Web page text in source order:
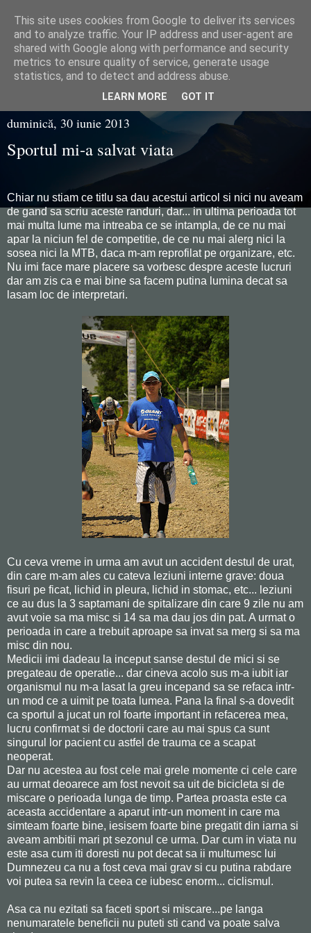
Razvan Juganaru
duminică, 30 iunie 2013
Sportul mi-a salvat viata
Chiar nu stiam ce titlu sa dau acestui articol si nici nu aveam
de gand sa scriu aceste randuri, dar... in ultima perioada tot
mai multa lume ma intreaba ce se intampla, de ce nu mai
apar la niciun fel de competitie, de ce nu mai alerg nici la
sosea nici la MTB, daca m-am reprofilat pe organizare, etc.
Nu imi face mare placere sa vorbesc despre aceste lucruri
dar am zis ca e mai bine sa facem putina lumina decat sa
lasam loc de interpretari.
Cu ceva vreme in urma am avut un accident destul de urat,
din care m-am ales cu cateva leziuni interne grave: doua
fisuri pe ficat, lichid in pleura, lichid in stomac, etc... leziuni
ce au dus la 3 saptamani de spitalizare din care 9 zile nu am
avut voie sa ma misc si 14 sa ma dau jos din pat. A urmat o
perioada in care a trebuit aproape sa invat sa merg si sa ma
misc din nou.
Medicii imi dadeau la inceput sanse destul de mici si se
pregateau de operatie... dar cineva acolo sus m-a iubit iar
organismul nu m-a lasat la greu incepand sa se refaca intr-
un mod ce a uimit pe toata lumea. Pana la final s-a dovedit
ca sportul a jucat un rol foarte important in refacerea mea,
lucru confirmat si de doctorii care au mai spus ca sunt
singurul lor pacient cu astfel de trauma ce a scapat
neoperat.
Dar nu acestea au fost cele mai grele momente ci cele care
au urmat deoarece am fost nevoit sa uit de bicicleta si de
miscare o perioada lunga de timp. Partea proasta este ca
aceasta accidentare a aparut intr-un moment in care ma
simteam foarte bine, iesisem foarte bine pregatit din iarna si
aveam ambitii mari pt sezonul ce urma. Dar cum in viata nu
este asa cum iti doresti nu pot decat sa ii multumesc lui
Dumnezeu ca nu a fost ceva mai grav si cu putina rabdare
voi putea sa revin la ceea ce iubesc enorm... ciclismul.
Asa ca nu ezitati sa faceti sport si miscare...pe langa
nenumaratele beneficii nu puteti sti cand va poate salva
This site uses cookies from Google to deliver its services
and to analyze traffic. Your IP address and user-agent are
shared with Google along with performance and security
metrics to ensure quality of service, generate usage
statistics, and to detect and address abuse.
LEARN MORE GOT IT